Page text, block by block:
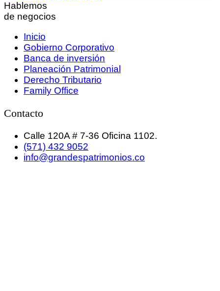
Hablemos
de negocios
Inicio
Gobierno Corporativo
Banca de inversión
Planeación Patrimonial
Derecho Tributario
Family Office
Contacto
Calle 120A # 7-36 Oficina 1102.
(571) 432 9052
info@grandespatrimonios.co